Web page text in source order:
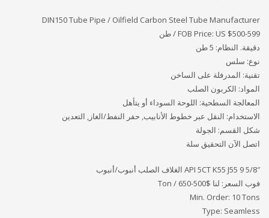
DIN150 Tube Pipe / Oilfield Carbon Steel Tube Manufacturer
FOB Price: US $500-599 / طن
دقيقة. النظام: 5 طن
نوع: سلس
تقنية: المدرفلة على الساخن
المواد: الكربون الصلب
المعالجة السطحية: اللوحة السوداء أو يتأهل
الاستخدام: النقل عبر خطوط الأنابيب, حفر النفط/الغاز, التعدين
شكل القسم: الجولة
اتصل الآن التحقيق سلة
API 5CT K55 J55 9 5/8″ الغلاف الصلب أنبوب/أنبوب
فوب السعر: لنا $500-650 / Ton
Min. Order: 10 Tons
Type: Seamless